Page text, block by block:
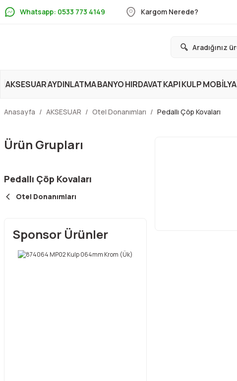
Whatsapp: 0533 773 4149 Kargom Nerede?
AKSESUARAYDINLATMABANYOHIRDAVATKAPIKULPMOBİLYA
Anasayfa AKSESUAR Otel Donanımları Pedallı Çöp Kovaları
Ürün Grupları
Pedallı Çöp Kovaları
Otel Donanımları
Sponsor Ürünler